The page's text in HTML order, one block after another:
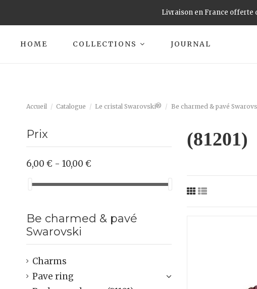
Livraison en France offerte
HOME COLLECTIONS JOURNAL
Accueil Catalogue Le cristal Swarovski® Be charmed & pavé
(81201)
Prix
6,00 € - 10,00 €
Be charmed & pavé
Swarovski
Charms
Pave ring